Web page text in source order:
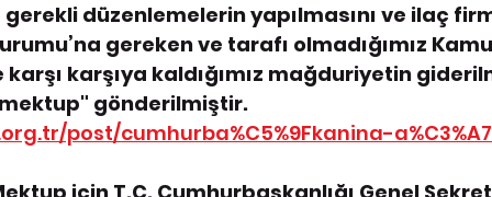
düzenlemelerin yapılmasını ve ilaç
gereken ve tarafı olmadığımız
karşıya kaldığımız mağduriyetin
gönderilmiştir.
post/cumhurba%C5%9Fkanina-